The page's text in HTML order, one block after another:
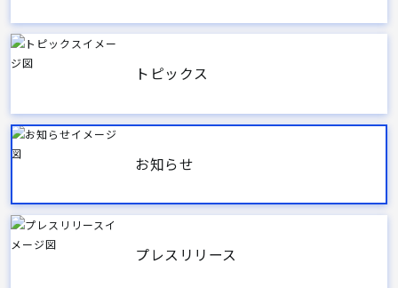
トピックス
お知らせ
プレスリリース